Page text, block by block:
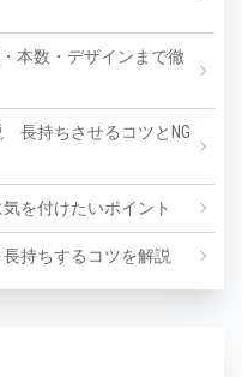
本数・デザインまで徹
長持ちさせるコツとNG
を付けたいポイント
持ちするコツを解説